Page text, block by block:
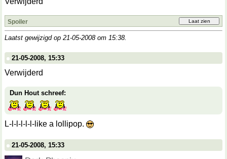
Spoiler
Laatst gewijzigd op 21-05-2008 om 15:38.
21-05-2008, 15:33
Verwijderd
Dun Hout schreef:
L-l-l-l-l-l-like a lollipop.
21-05-2008, 15:33